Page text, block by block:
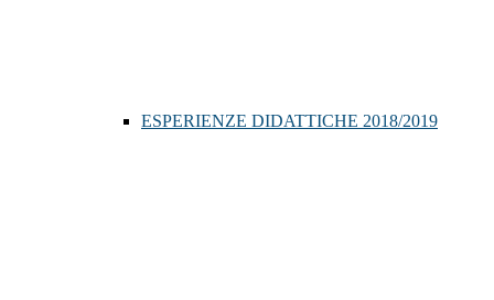
ESPERIENZE DIDATTICHE 2018/2019